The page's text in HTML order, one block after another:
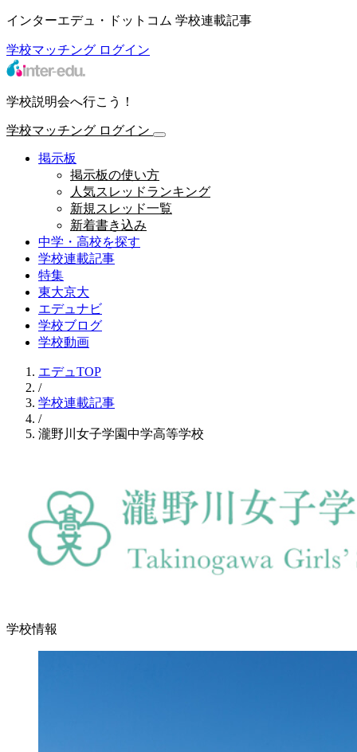
インターエデュ・ドットコム 学校連載記事
学校マッチング ログイン
学校説明会へ行こう！
学校マッチング ログイン
掲示板
掲示板の使い方
人気スレッドランキング
新規スレッド一覧
新着書き込み
中学・高校を探す
学校連載記事
特集
東大京大
エデュナビ
学校ブログ
学校動画
エデュTOP
/
学校連載記事
/
瀧野川女子学園中学高等学校
学校情報